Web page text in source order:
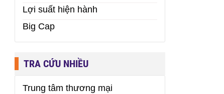
Lợi suất hiện hành
Big Cap
TRA CỨU NHIỀU
Trung tâm thương mại